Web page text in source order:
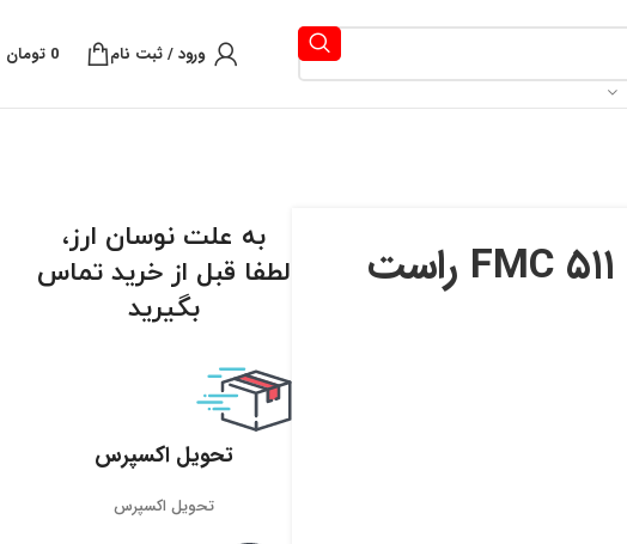
ورود / ثبت نام 0 تومان
به علت نوسان ارز،
لطفا قبل از خرید تماس
بگیرید
تحویل اکسپرس
تحویل اکسپرس